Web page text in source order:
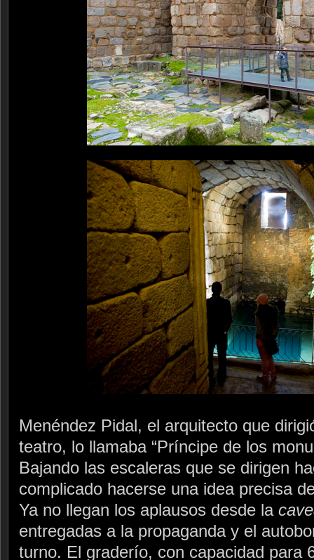
Menéndez Pidal, el arquitecto que
teatro, lo llamaba “Príncipe de los
Bajando las escaleras que se dirigen
complicado hacerse una idea precisa
Ya no llegan los aplausos desde la
entregadas a la propaganda y el
turno. El graderío, con capacidad para